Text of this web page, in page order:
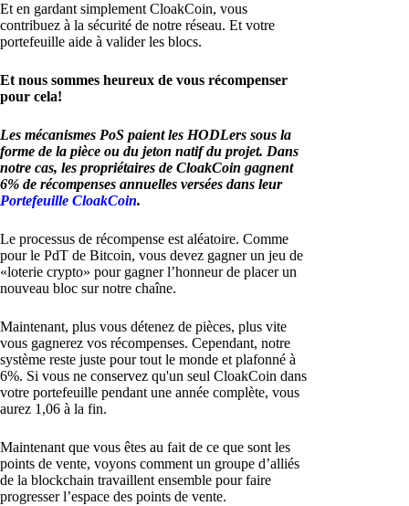
Et en gardant simplement CloakCoin, vous
contribuez à la sécurité de notre réseau. Et votre
portefeuille aide à valider les blocs.
Et nous sommes heureux de vous récompenser
pour cela!
Les mécanismes PoS paient les HODLers sous la
forme de la pièce ou du jeton natif du projet. Dans
notre cas, les propriétaires de CloakCoin gagnent
6% de récompenses annuelles versées dans leur
Portefeuille CloakCoin.
Le processus de récompense est aléatoire. Comme
pour le PdT de Bitcoin, vous devez gagner un jeu de
«loterie crypto» pour gagner l’honneur de placer un
nouveau bloc sur notre chaîne.
Maintenant, plus vous détenez de pièces, plus vite
vous gagnerez vos récompenses. Cependant, notre
système reste juste pour tout le monde et plafonné à
6%. Si vous ne conservez qu'un seul CloakCoin dans
votre portefeuille pendant une année complète, vous
aurez 1,06 à la fin.
Maintenant que vous êtes au fait de ce que sont les
points de vente, voyons comment un groupe d’alliés
de la blockchain travaillent ensemble pour faire
progresser l’espace des points de vente.